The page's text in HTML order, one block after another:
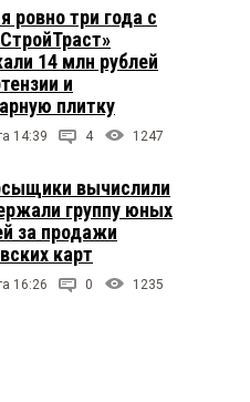
ровно три года с
14 млн рублей
и
плитку
14:39 4 1247
вычислили
группу юных
за продажи
карт
16:26 0 1235